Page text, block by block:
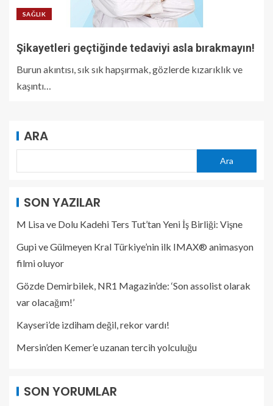
SAĞLIK
Şikayetleri geçtiğinde tedaviyi asla bırakmayın!
Burun akıntısı, sık sık hapşırmak, gözlerde kızarıklık ve
kaşıntı…
ARA
Ara
SON YAZILAR
M Lisa ve Dolu Kadehi Ters Tut’tan Yeni İş Birliği: Vişne
Gupi ve Gülmeyen Kral Türkiye’nin ilk IMAX® animasyon
filmi oluyor
Gözde Demirbilek, NR1 Magazin’de: ‘Son assolist olarak
var olacağım!’
Kayseri’de izdiham değil, rekor vardı!
Mersin’den Kemer’e uzanan tercih yolculuğu
SON YORUMLAR